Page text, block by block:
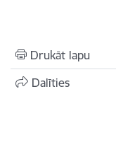
Drukāt lapu
Dalīties